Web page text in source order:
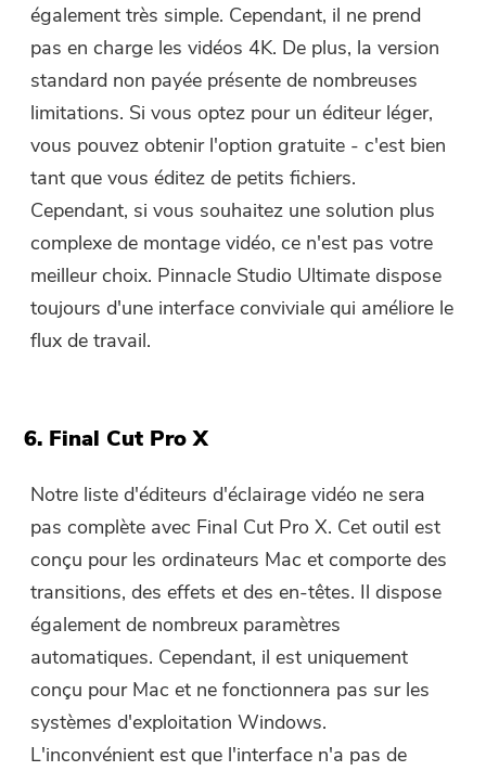
également très simple. Cependant, il ne prend
pas en charge les vidéos 4K. De plus, la version
standard non payée présente de nombreuses
limitations. Si vous optez pour un éditeur léger,
vous pouvez obtenir l'option gratuite - c'est bien
tant que vous éditez de petits fichiers.
Cependant, si vous souhaitez une solution plus
complexe de montage vidéo, ce n'est pas votre
meilleur choix. Pinnacle Studio Ultimate dispose
toujours d'une interface conviviale qui améliore le
flux de travail.
6. Final Cut Pro X
Notre liste d'éditeurs d'éclairage vidéo ne sera
pas complète avec Final Cut Pro X. Cet outil est
conçu pour les ordinateurs Mac et comporte des
transitions, des effets et des en-têtes. Il dispose
également de nombreux paramètres
automatiques. Cependant, il est uniquement
conçu pour Mac et ne fonctionnera pas sur les
systèmes d'exploitation Windows.
L'inconvénient est que l'interface n'a pas de
Vous avez presque terminé.
Abonnez-vous à nos meilleures
offres et à l'actualité des
Conseils chaleureux
Ce logiciel ne peut être